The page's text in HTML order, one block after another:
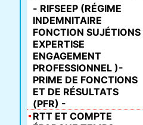
- RIFSEEP (RÉGIME
INDEMNITAIRE
FONCTION SUJÉTIONS
EXPERTISE
ENGAGEMENT
PROFESSIONNEL )-
PRIME DE FONCTIONS
ET DE RÉSULTATS
(PFR) -
RTT ET COMPTE